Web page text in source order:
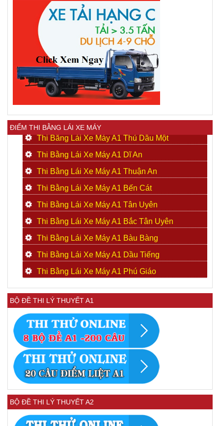
ĐIỂM THI BẰNG LÁI XE MÁY
Thi Bằng Lái Xe Máy A1 Thủ Dầu Một
Thi Bằng Lái Xe Máy A1 Dĩ An
Thi Bằng Lái Xe Máy A1 Thuận An
Thi Bằng Lái Xe Máy A1 Bến Cát
Thi Bằng Lái Xe Máy A1 Tân Uyên
Thi Bằng Lái Xe Máy A1 Bắc Tân Uyên
Thi Bằng Lái Xe Máy A1 Bàu Bàng
Thi Bằng Lái Xe Máy A1 Dầu Tiếng
Thi Bằng Lái Xe Máy A1 Phú Giáo
BỘ ĐỀ THI LÝ THUYẾT A1
BỘ ĐỀ THI LÝ THUYẾT A2